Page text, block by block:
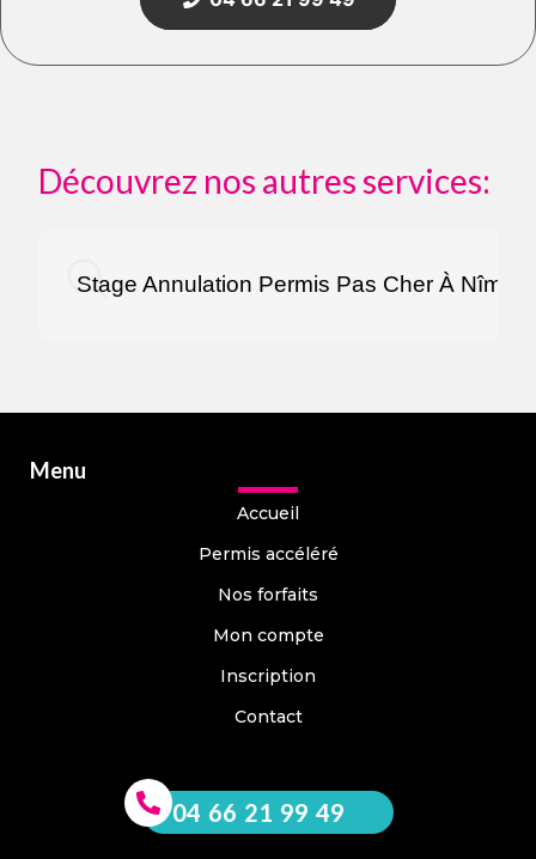
Découvrez nos autres services:
Stage Annulation Permis Pas Cher À Nîmes
Menu
Accueil
Permis accéléré
Nos forfaits
Mon compte
Inscription
Contact
04 66 21 99 49